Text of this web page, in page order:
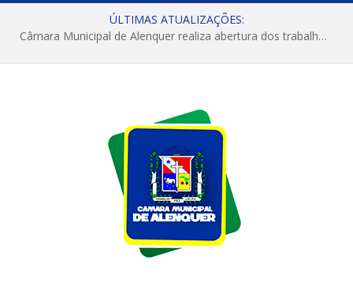
ÚLTIMAS ATUALIZAÇÕES:
Câmara Municipal de Alenquer realiza abertura dos trabalhos do 4º Período Legislativo